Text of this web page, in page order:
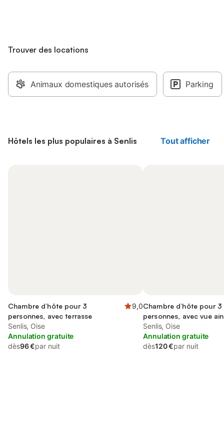
Trouver des locations
Animaux domestiques autorisés Parking
Hôtels les plus populaires à Senlis Tout afficher
Chambre d’hôte pour 3
personnes, avec terrasse
9,0
Senlis, Oise
Annulation gratuite
dès96 €par nuit
Chambre d’hôte pour 3
personnes, avec vue
jardin et terrasse
Senlis, Oise
Annulation gratuite
dès120 €par nuit